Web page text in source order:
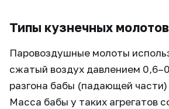
Типы кузнечных молотов
Паровоздушные молоты
сжатый воздух давлением
разгона бабы (падающей части)
Масса бабы у таких агрегатов